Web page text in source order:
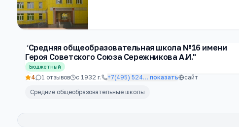
"Средняя общеобразовательная школа №16 имени
Героя Советского Союза Сережникова А.И."
Бюджетный
4 1 отзывов с 1932 г. +7(495) 524… показать
сайт
Средние общеобразовательные школы